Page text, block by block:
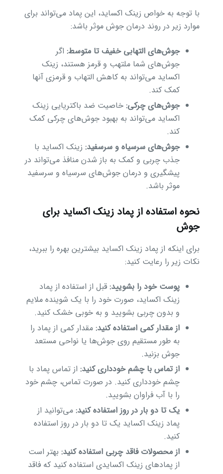
با توجه به خواص زینک اکساید، این پماد می‌تواند برای
موارد زیر در روند درمان جوش موثر باشد:
جوش‌های التهابی خفیف تا متوسط:اگر
جوش‌های شما ملتهب و قرمز هستند، زینک
اکساید می‌تواند به کاهش التهاب و قرمزی آنها
کمک کند.
جوش‌های چرکی:خاصیت ضد باکتریایی زینک
اکساید می‌تواند به بهبود جوش‌های چرکی کمک
کند.
جوش‌های سرسیاه و سرسفید:زینک اکساید با
جذب چربی و کمک به باز شدن منافذ می‌تواند در
پیشگیری و درمان جوش‌های سرسیاه و سرسفید
موثر باشد.
نحوه استفاده از پماد زینک اکساید برای
جوش
برای اینکه از پماد زینک اکساید بیشترین بهره را ببرید،
نکات زیر را رعایت کنید:
پوست خود را بشویید:قبل از استفاده از پماد
زینک اکساید، صورت خود را با یک شوینده ملایم
و بدون چربی بشویید و به خوبی خشک کنید.
از مقدار کمی استفاده کنید:مقدار کمی از پماد را
به طور مستقیم روی جوش‌ها یا نواحی مستعد
جوش بزنید.
از تماس با چشم خودداری کنید:از تماس پماد با
چشم خودداری کنید. در صورت تماس، چشم خود
را با آب فراوان بشویید.
یک تا دو بار در روز استفاده کنید:می‌توانید از
پماد زینک اکساید یک تا دو بار در روز استفاده
کنید.
از محصولات فاقد چربی استفاده کنید:بهتر است
از پمادهای زینک اکسایدی استفاده کنید که فاقد